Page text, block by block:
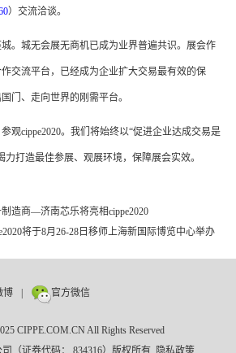
）交流洽谈。
。城无会展无商机已成为业界普遍共识。展会作
交流平台，已经成为企业扩大交易最有效的保
门、走向世界的刚需平台。
观cippe2020。我们将始终以“促进企业达成交易是
打造最佳参展、观展环境，保障展会实效。
造商—济南芯乐将亮相cippe2020
将于8月26-28日移师上海新国际博览中心举办
博 官方微信
CIPPE.COM.CN All Rights Reserved